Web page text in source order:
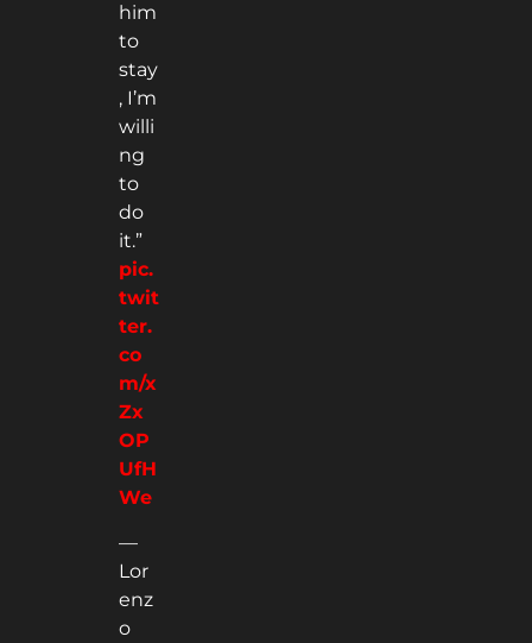
him
to
stay
, I’m
willi
ng
to
do
it.”
pic.
twit
ter.
co
m/x
Zx
OP
UfH
We
—
Lor
enz
o